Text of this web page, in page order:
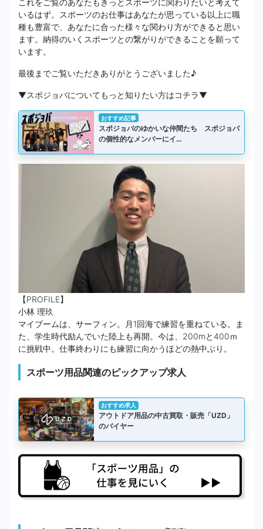
いるはず。スポーツのお仕事はあなたが思っている以上に職
種も豊富で、あなたに合った様々な関わり方ができると思い
ます。納得のいくスポーツとの繋がりができることを願って
います。
最後までご覧いただきありがとうございました♪
▼スポジョバについてもっと知りたい方はコチラ▼
おすすめ記事
スポジョバのゆかいな仲間たち スポジョバ
の個性的なメンバーにイ…
【PROFILE】
小林 理玖
マイブームは、サーフィン。月1回海で練習を重ねている。ま
た、学生時代励んでいた陸上も再開。今は、200mと400ｍ
に挑戦中。仕事終わりにも練習に向かうほどの熱中ぶり。
スポーツ用品関連のピックアップ求人
おすすめ求人
アウトドア用品の中古買取・販売「UZD」
のバイヤー